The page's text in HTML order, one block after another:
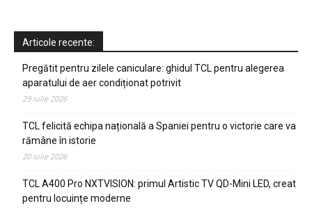
Articole recente:
Pregătit pentru zilele caniculare: ghidul TCL pentru alegerea
aparatului de aer condiționat potrivit
29 iulie 2026
TCL felicită echipa națională a Spaniei pentru o victorie care va
rămâne în istorie
20 iulie 2026
TCL A400 Pro NXTVISION: primul Artistic TV QD-Mini LED, creat
pentru locuințe moderne